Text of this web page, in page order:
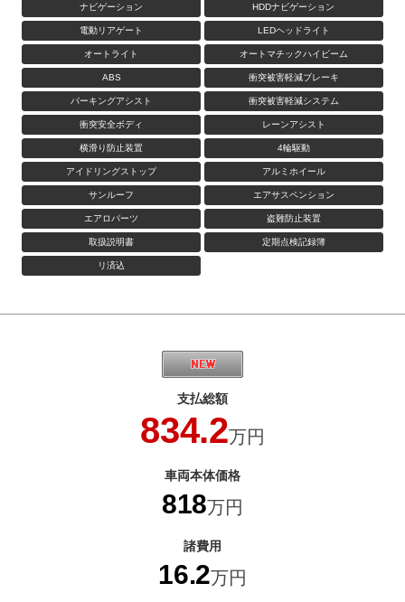
ナビゲーション HDDナビゲーション
電動リアゲート LEDヘッドライト
オートライト オートマチックハイビーム
ABS 衝突被害軽減ブレーキ
パーキングアシスト 衝突被害軽減システム
衝突安全ボディ レーンアシスト
横滑り防止装置 4輪駆動
アイドリングストップ アルミホイール
サンルーフ エアサスペンション
エアロパーツ 盗難防止装置
取扱説明書 定期点検記録簿
リ済込
支払総額
834.2万円
車両本体価格
818万円
諸費用
16.2万円